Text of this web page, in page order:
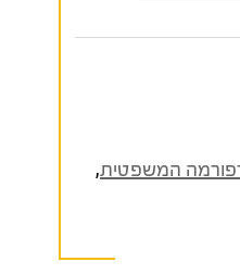
המשפטית,